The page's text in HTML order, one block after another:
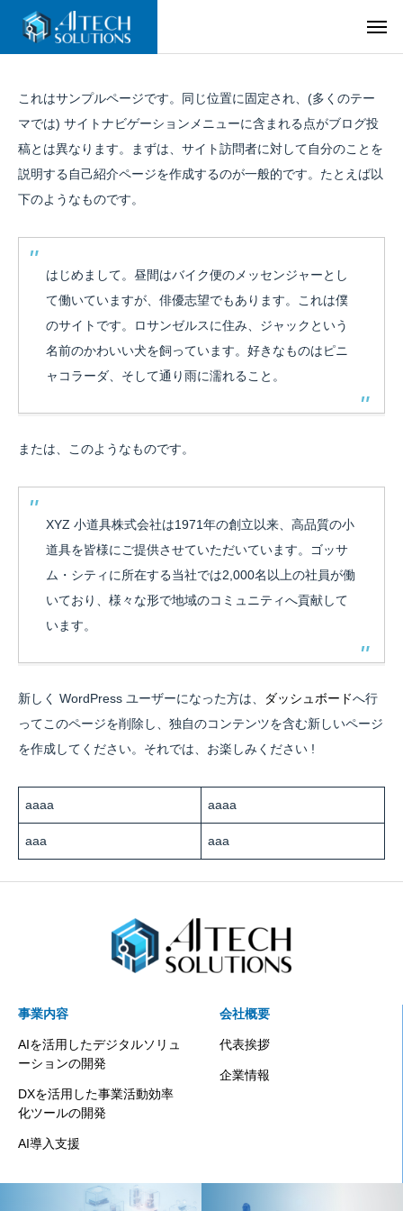
これはサンプルページです。同じ位置に固定され、(多くのテー
マでは) サイトナビゲーションメニューに含まれる点がブログ投
稿とは異なります。まずは、サイト訪問者に対して自分のことを
説明する自己紹介ページを作成するのが一般的です。たとえば以
下のようなものです。
はじめまして。昼間はバイク便のメッセンジャーとし
て働いていますが、俳優志望でもあります。これは僕
のサイトです。ロサンゼルスに住み、ジャックという
名前のかわいい犬を飼っています。好きなものはピニ
ャコラーダ、そして通り雨に濡れること。
または、このようなものです。
XYZ 小道具株式会社は1971年の創立以来、高品質の小
道具を皆様にご提供させていただいています。ゴッサ
ム・シティに所在する当社では2,000名以上の社員が働
いており、様々な形で地域のコミュニティへ貢献して
います。
新しく WordPress ユーザーになった方は、 ダッシュボードへ行
ってこのページを削除し、独自のコンテンツを含む新しいページ
を作成してください。それでは、お楽しみください !
aaaa aaaa
aaa aaa
事業内容
AIを活用したデジタルソリュ
ーションの開発
DXを活用した事業活動効率
化ツールの開発
AI導入支援
会社概要
代表挨拶
企業情報